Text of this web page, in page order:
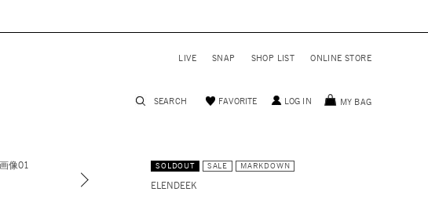
LIVE SNAP SHOP LIST ONLINE STORE
SEARCH FAVORITE LOG IN MY BAG
SOLDOUT SALE MARKDOWN
ELENDEEK